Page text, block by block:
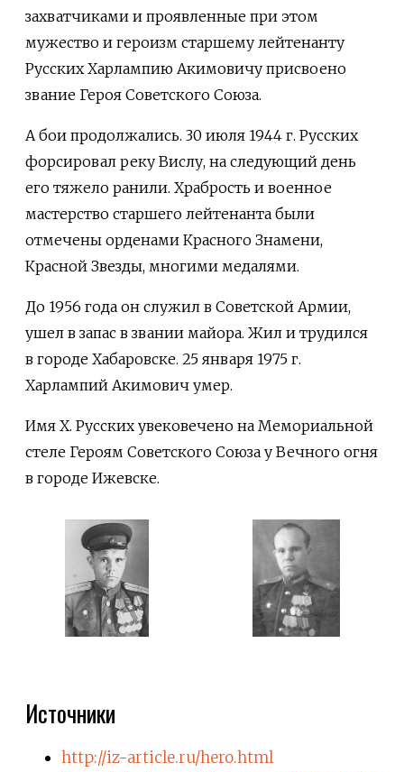
захватчиками и проявленные при этом
мужество и героизм старшему лейтенанту
Русских Харлампию Акимовичу присвоено
звание Героя Советского Союза.
А бои продолжались. 30 июля 1944 г. Русских
форсировал реку Вислу, на следующий день
его тяжело ранили. Храбрость и военное
мастерство старшего лейтенанта были
отмечены орденами Красного Знамени,
Красной Звезды, многими медалями.
До 1956 года он служил в Советской Армии,
ушел в запас в звании майора. Жил и трудился
в городе Хабаровске. 25 января 1975 г.
Харлампий Акимович умер.
Имя Х. Русских увековечено на Мемориальной
стеле Героям Советского Союза у Вечного огня
в городе Ижевске.
Источники
http://iz-article.ru/hero.html